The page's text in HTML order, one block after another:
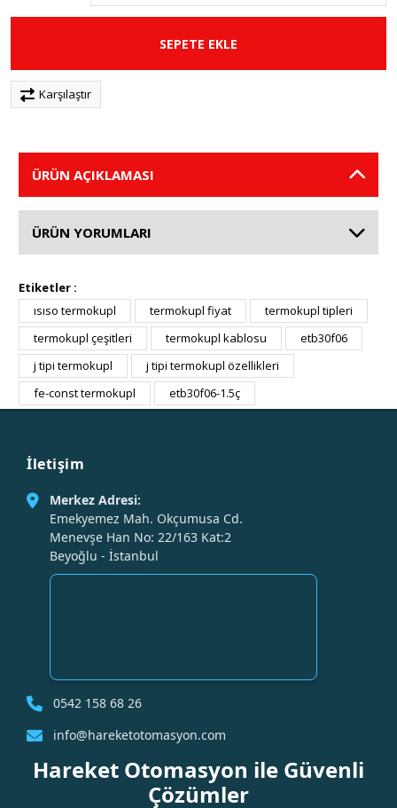
SEPETE EKLE
Karşılaştır
ÜRÜN AÇIKLAMASI
ÜRÜN YORUMLARI
Etiketler :
ısıso termokupl
termokupl fiyat
termokupl tipleri
termokupl çeşitleri
termokupl kablosu
etb30f06
j tipi termokupl
j tipi termokupl özellikleri
fe-const termokupl
etb30f06-1.5ç
İletişim
Merkez Adresi:
Emekyemez Mah. Okçumusa Cd.
Menevşe Han No: 22/163 Kat:2
Beyoğlu - İstanbul
0542 158 68 26
info@hareketotomasyon.com
Hareket Otomasyon ile Güvenli
Çözümler